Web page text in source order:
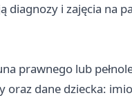
diagnozy i zajęcia na
prawnego lub
oraz dane dziecka: